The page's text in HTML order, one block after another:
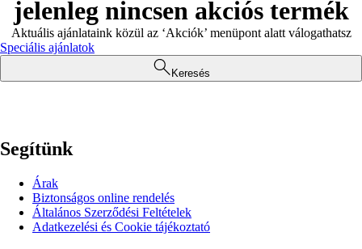
jelenleg nincsen akciós termék
Aktuális ajánlataink közül az ‘Akciók’ menüpont alatt válogathatsz
Speciális ajánlatok
Keresés
Segítünk
Árak
Biztonságos online rendelés
Általános Szerződési Feltételek
Adatkezelési és Cookie tájékoztató